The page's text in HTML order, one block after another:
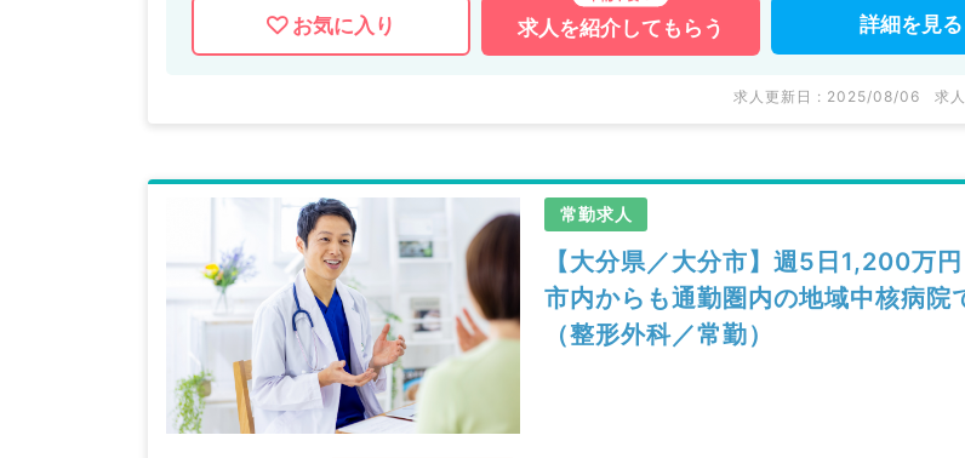
お気に入り 求人を紹介してもらう 詳細を 見る
求人更新日 : 2025/08/06 求
常勤求人
【大分県／大分市】週5日1,200万
市内からも通勤圏内の地域中核病院
（整形外科／常勤）